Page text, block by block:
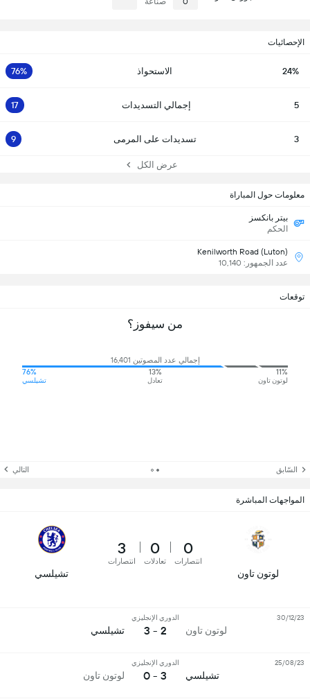
الإحصائيات
24% الاستحواذ 76%
5 إجمالي التسديدات 17
3 تسديدات على المرمى 9
عرض الكل
معلومات حول المباراة
بيتر بانكسز
الحكم
Kenilworth Road (Luton)
عدد الجمهور: 10,140
توقعات
من سيفوز؟
إجمالي عدد المصوتين 16,401
11%
لوتون تاون
13%
تعادل
76%
تشيلسي
السّابق التالي
المواجهات المباشرة
لوتون تاون
0
انتصارات
0
تعادلات
3
انتصارات
تشيلسي
لوتون تاون
الدوري الإنجليزي
2 - 3 تشيلسي
30/12/23
تشيلسي
الدوري الإنجليزي
3 - 0 لوتون تاون
25/08/23